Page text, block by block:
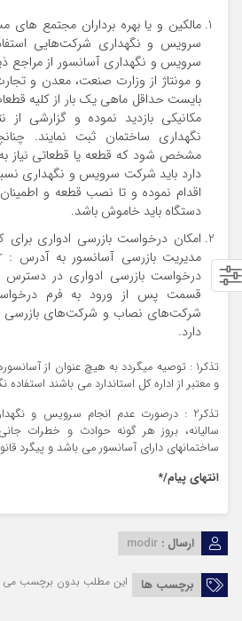
مالکین و یا بهره برداران مجتمع های
سرویس و نگهداری شرکت‌هایی
سرویس و نگهداری آسانسور از مراجع
و مونتاژ از وزارت صنعت، معدن و
بایست حداقل ماهی یک بار از کلیه
مکانیکی بازدید نموده و گزارشی از
نگهداری ساختمان ثبت نمایند.
مشخص شود که قطعه یا قطعاتی نیاز
دارد باید شرکت سرویس و نگهداری
اقدام نموده و تا نصب قطعه و
دستگاه باید خاموش باشد.
امکان درخواست بازرسی ادواری برای
درخواست بازرسی ادواری در
قسمت پس از ورود به فرم
شرکت‌های نصاب و شرکت‌های بازرسی
دارد.
تذکر1 : توصیه می­گردد به هیچ عنوان از
و معتبر از اداره کل استاندارد می باشند استفاده
تذکر2 : درصورت عدم انجام سرویس و
سالیانه، بروز هر گونه حوادث و خطرات
ساختمانهای دارای آسانسور می باشد و پیگرد
انتهای پیام/*
ارسال : modir
برچسب ها این مطلب بدون برچسب می